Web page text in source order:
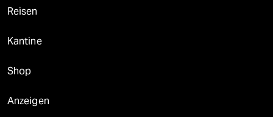
Reisen
Kantine
Shop
Anzeigen